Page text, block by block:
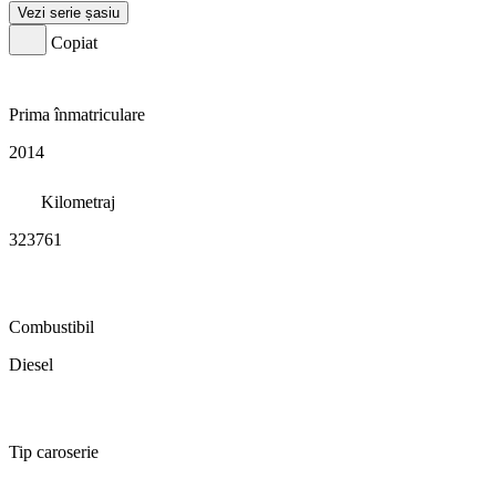
Vezi serie șasiu
Copiat
Prima înmatriculare
2014
Kilometraj
323761
Combustibil
Diesel
Tip caroserie